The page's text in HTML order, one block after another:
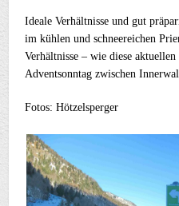
Ideale Verhältnisse und gut
im kühlen und schneereichen
Verhältnisse – wie diese
Adventsonntag zwischen
Fotos: Hötzelsperger